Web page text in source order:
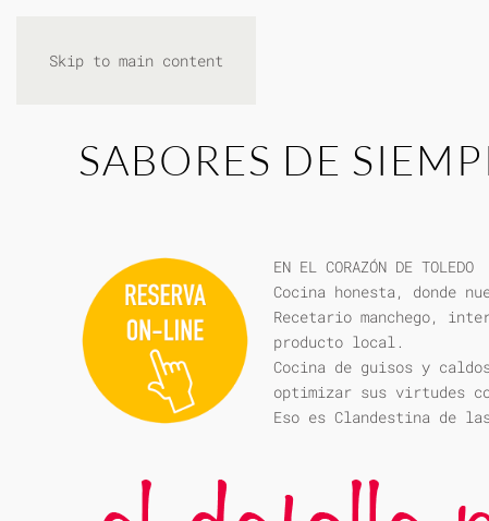
Skip to main content
SABORES DE
EN EL CORAZÓN DE TOLEDO
Cocina honesta, donde
Recetario manchego,
producto local.
Cocina de guisos y
optimizar sus virtudes
Eso es Clandestina de